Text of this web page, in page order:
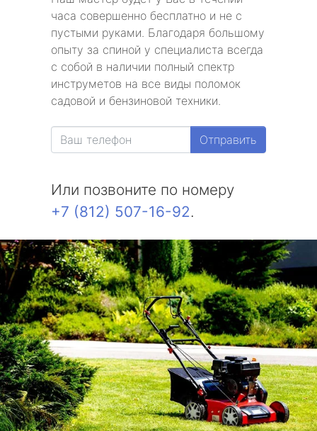
часа совершенно бесплатно и не с
пустыми руками. Благодаря большому
опыту за спиной у специалиста всегда
с собой в наличии полный спектр
инструметов на все виды поломок
садовой и бензиновой техники.
Отправить
Или позвоните по номеру
+7 (812) 507-16-92.